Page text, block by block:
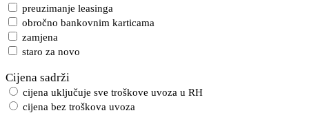
preuzimanje leasinga
obročno bankovnim karticama
zamjena
staro za novo
Cijena sadrži
cijena uključuje sve troškove uvoza u RH
cijena bez troškova uvoza